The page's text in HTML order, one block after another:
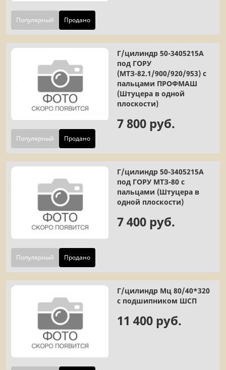
Популярный Продано
Популярный Продано
Г/цилиндр 50-3405215А
под ГОРУ
(МТЗ-82.1/900/920/953) с
пальцами ПРОФМАШ
(Штуцера в одной
плоскости)
7 800 руб.
Популярный Продано
Г/цилиндр 50-3405215А
под ГОРУ МТЗ-80 с
пальцами (Штуцера в
одной плоскости)
7 400 руб.
Г/цилиндр Мц 80/40*320
с подшипником ШСП
11 400 руб.